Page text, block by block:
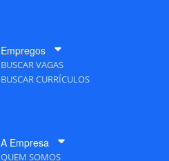
Empregos
BUSCAR VAGAS
BUSCAR CURRÍCULOS
A Empresa
QUEM SOMOS